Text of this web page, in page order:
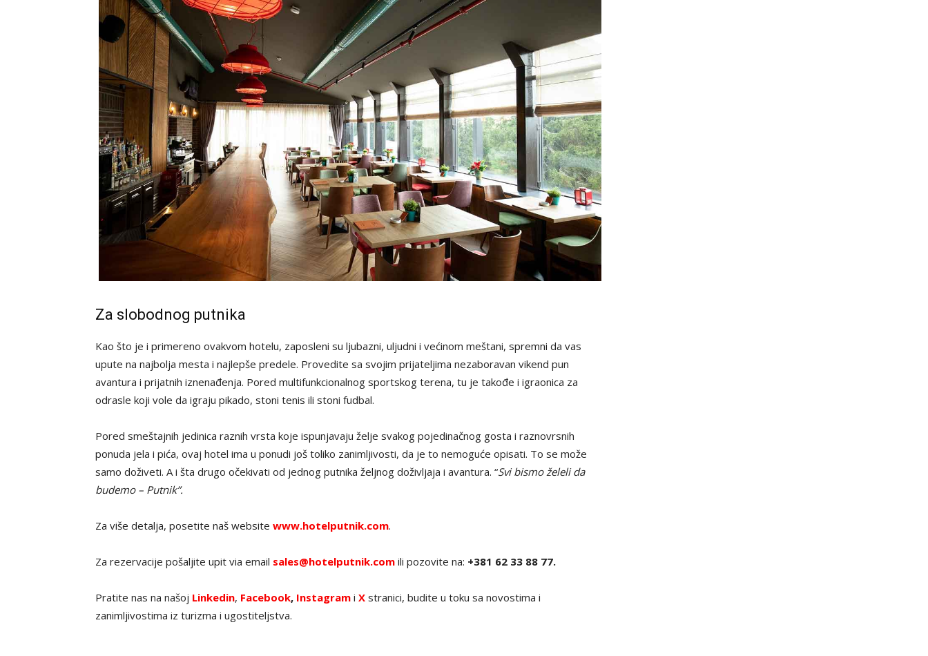
Za slobodnog putnika
Kao što je i primereno ovakvom hotelu, zaposleni su ljubazni, uljudni i većinom meštani, spremni da vas
upute na najbolja mesta i najlepše predele. Provedite sa svojim prijateljima nezaboravan vikend pun
avantura i prijatnih iznenađenja. Pored multifunkcionalnog sportskog terena, tu je takođe i igraonica za
odrasle koji vole da igraju pikado, stoni tenis ili stoni fudbal.
Pored smeštajnih jedinica raznih vrsta koje ispunjavaju želje svakog pojedinačnog gosta i raznovrsnih
ponuda jela i pića, ovaj hotel ima u ponudi još toliko zanimljivosti, da je to nemoguće opisati. To se može
samo doživeti. A i šta drugo očekivati od jednog putnika željnog doživljaja i avantura. “Svi bismo želeli da
budemo – Putnik”.
Za više detalja, posetite naš website www.hotelputnik.com.
Za rezervacije pošaljite upit via email sales@hotelputnik.com ili pozovite na: +381 62 33 88 77.
Pratite nas na našoj Linkedin, Facebook, Instagram i X stranici, budite u toku sa novostima i
zanimljivostima iz turizma i ugostiteljstva.